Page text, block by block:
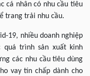
cá nhân có nhu cầu tiêu
trang trải nhu cầu.
19, nhiều doanh nghiệp
trình sản xuất kinh
các nhu cầu tiêu dùng
vay tín chấp dành cho